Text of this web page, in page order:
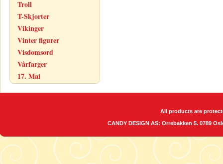
Troll
T-Skjorter
Vikinger
Vinter figurer
Visdomsord
Vårfarger
17. Mai
All products are
CANDY DESIGN AS: Orrebakken 5. 0789